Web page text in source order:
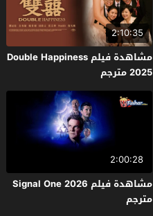
2:10:35
مشاهدة فيلم Double Happiness
2025 مترجم
2:00:28
مشاهدة فيلم Signal One 2026
مترجم